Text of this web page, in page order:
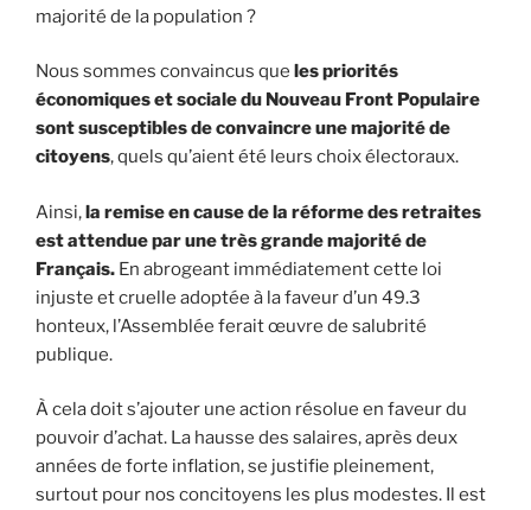
majorité de la population ?
Nous sommes convaincus que les priorités
économiques et sociale du Nouveau Front Populaire
sont susceptibles de convaincre une majorité de
citoyens, quels qu’aient été leurs choix électoraux.
Ainsi,la remise en cause de la réforme des retraites
est attendue par une très grande majorité de
Français. En abrogeant immédiatement cette loi
injuste et cruelle adoptée à la faveur d’un 49.3
honteux, l’Assemblée ferait œuvre de salubrité
publique.
À cela doit s’ajouter une action résolue en faveur du
pouvoir d’achat. La hausse des salaires, après deux
années de forte inflation, se justifie pleinement,
surtout pour nos concitoyens les plus modestes. Il est